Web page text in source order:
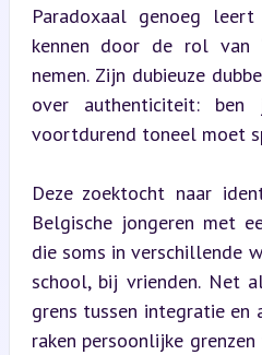
Paradoxaal genoeg
kennen door de rol van
nemen. Zijn dubieuze
over authenticiteit:
voortdurend toneel moet
Deze zoektocht naar
Belgische jongeren met
die soms in verschillende
school, bij vrienden. Net
grens tussen integratie en
raken persoonlijke